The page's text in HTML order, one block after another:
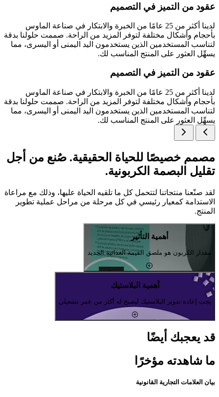
عقود من التميز في التصميم
لدينا أكثر من 25 عامًا من الخبرة والابتكار في صناعة الماوس
بأحجام وأشكال مختلفة لتوفر المزيد من الراحة. صممت حلولنا بدقة
لتناسب المستخدمين الذين يستخدمون اليد اليمنى أو اليسرى، مما
يسهِّل العثور على المنتج المناسب لك.
عقود من التميز في التصميم
لدينا أكثر من 25 عامًا من الخبرة والابتكار في صناعة الماوس
بأحجام وأشكال مختلفة لتوفر المزيد من الراحة. صممت حلولنا بدقة
لتناسب المستخدمين الذين يستخدمون اليد اليمنى أو اليسرى، مما
يسهِّل العثور على المنتج المناسب لك.
مصمم خصيصًا للحياة الحقيقية. صُنع من أجل
تقليل البصمة الكربونية.
لقد صنّعنا منتجاتنا لتتحمل كل ما تلقيه الحياة عليها، وذلك مع مراعاة
الاستدامة كمعيار رئيسي في كل مرحلة من مراحل عملية تطوير
المنتج.
أهمية التأثير
مقدار الكربون هو ملصق القيمة الغذائية الجديد
أهمية البلاستيك
يجب إعادة تدوير البلاستيك ليصبح له أكثر من عمر تشغيلي
قد يعجبك أيضًا
ما شاهدته مؤخرًا
بيان العلامات التجارية القانونية